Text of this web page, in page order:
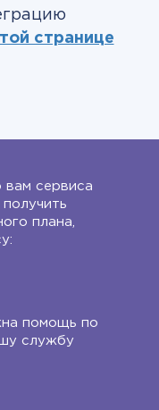
странице
вам сервиса
плана,
помощь по
службу